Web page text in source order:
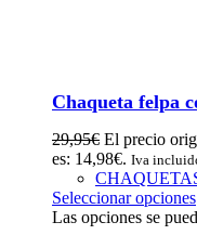
Chaqueta felpa
29,95€ El precio
es: 14,98€. Iva
Seleccionar opciones
Las opciones se